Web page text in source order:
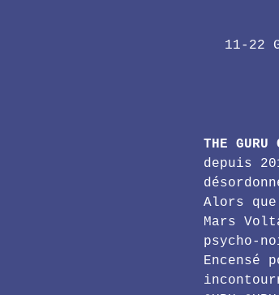
11-22
THE GURU
depuis
Alors
Mars
psycho-
Encensé